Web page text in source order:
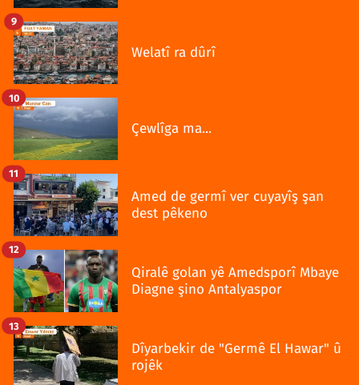
Welatî ra dûrî
9
Çewlîga ma...
10
Amed de germî ver cuyayîş şan
dest pêkeno
11
Qiralê golan yê Amedsporî Mbaye
Diagne şino Antalyaspor
12
Dîyarbekir de "Germê El Hawar" û
rojêk
13